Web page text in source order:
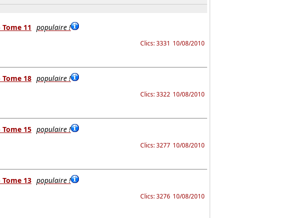
11 populaire !
10/08/2010
Clics: 3331
Tome 18 populaire !
10/08/2010
Clics: 3322
Tome 15 populaire !
10/08/2010
Clics: 3277
Tome 13 populaire !
10/08/2010
Clics: 3276